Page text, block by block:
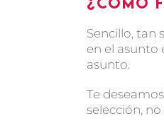
Sencillo, tan
en el asunto
asunto.
Te
selección,